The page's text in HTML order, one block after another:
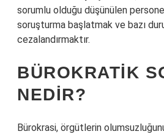
sorumlu olduğu düşünülen
soruşturma başlatmak ve bazı
cezalandırmaktır.
BÜROKRATIK
NEDIR?
Bürokrasi, örgütlerin